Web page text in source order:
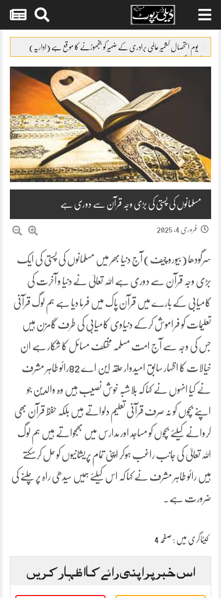
contentیوم استحصال کشمیر عالمی برادری کے ضمیر کو جنجھوڑنے کا موقع ہے (اداریہ)
سوشل میڈیا کا غلط استعمال کرنیوالوں کے گرد گھیرا تنگ
پاپڑوں کی جعلی پیکنگ پر فیکٹری مالکان کیخلاف مقدمہ درج
مسلمانوں کی پستی کی بڑی وجہ قرآن سے دوری ہے
فروری 4, 2025
سرگودھا (بیورو چیف) آج دنیا بھر میں مسلمانوں کی پستی کی ایک
بڑی وجہ قرآن سے دوری ہے اللہ تعالیٰ نے دنیا و آخرت کی
کامیابی کے بارے میں قرآن پاک میں فرما دیا ہے ہم لوگ قرآنی
تعلیمات کو فراموش کرکے دنیاوی کامیابی کی طرف گامزن ہیں
جس کی وجہ سے آج امت مسلمہ مختلف مسائل کا شکار ہے ان
خیالات کا اظہار سابق امیدوار حلقہ این اے 82رائو طاہر مشرف
نے کیا انہوں نے کہا کہ بلاشبہ خوش نصیب ہیں وہ والدین جو
اپنے بچوں کو نہ صرف قرآنی تعلیم دلواتے ہیں بلکہ حفظ قرآن بھی
کروانے کیلئے بچوں کو مساجد اور مدارس میں بھجواتے ہیں ہم لوگ
اللہ تعالیٰ کی جانب راغب ہوکر اپنی تمام پریشانیوں کو حل کرسکتے
ہیں رائو طاہر مشرف نے کہا کہ اس کیلئے ہمیں سیدھی راہ پر چلنے کی
ضرورت ہے۔
کیٹاگری میں : صفحہ 4
اس خبر پر اپنی رائے کا اظہار کریں